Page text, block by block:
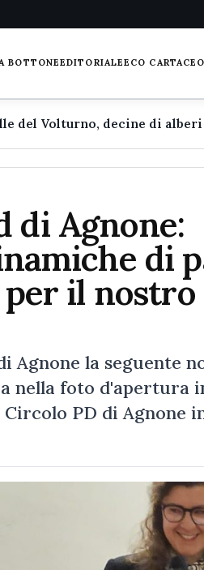
BOTTONEEDITORIALEECO CARTACEO
di Agnone:
di
per il nostro
Agnone la seguente
nella foto d'apertura
PD di Agnone